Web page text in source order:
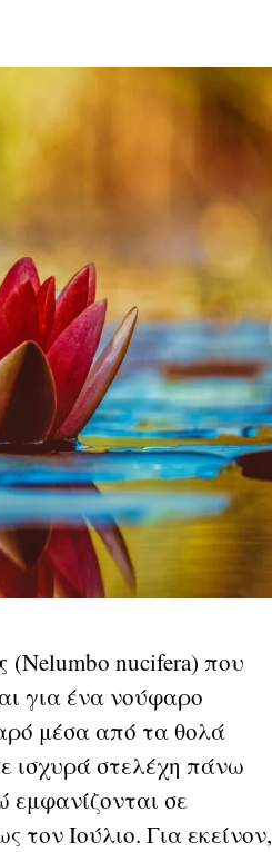
(Nelumbo nucifera) που
για ένα νούφαρο
μέσα από τα θολά
ισχυρά στελέχη πάνω
σε
Ιούλιο. Για εκείνον,